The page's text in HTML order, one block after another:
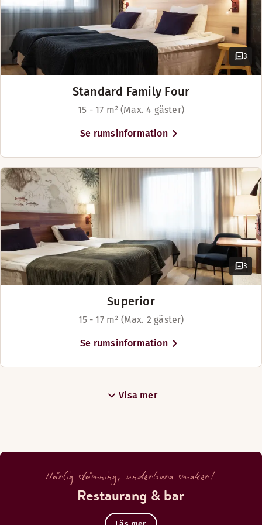
3
Standard Family Four
15 - 17 m² (Max. 4 gäster)
Se rumsinformation
3
Superior
15 - 17 m² (Max. 2 gäster)
Se rumsinformation
Visa mer
Härlig stämning, underbara smaker!
Restaurang & bar
Barnmeny
Boka